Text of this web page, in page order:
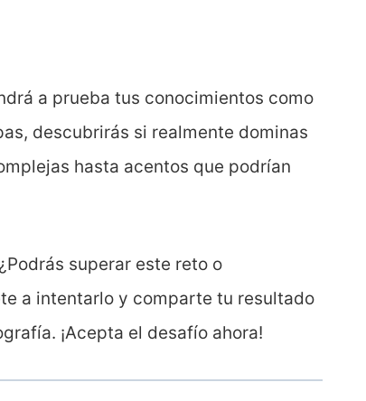
a prueba tus conocimientos como
descubrirás si realmente dominas
hasta acentos que podrían
superar este reto o
a intentarlo y comparte tu resultado
¡Acepta el desafío ahora!